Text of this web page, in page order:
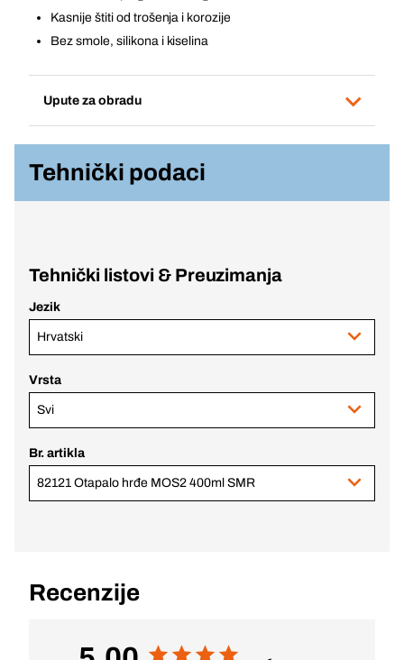
Kasnije štiti od trošenja i korozije
Bez smole, silikona i kiselina
Upute za obradu
Tehnički podaci
Tehnički listovi & Preuzimanja
Jezik
Hrvatski
Vrsta
Svi
Br. artikla
82121 Otapalo hrđe MOS2 400ml SMR
Recenzije